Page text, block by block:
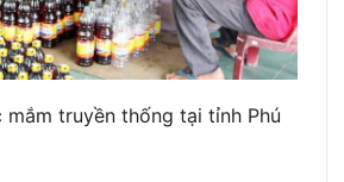
mắm truyền thống tại tỉnh Phú